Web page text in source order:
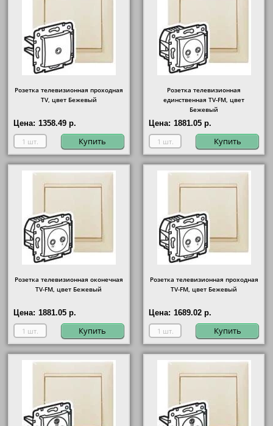
Розетка телевизионная проходная
ТV, цвет Бежевый
Цена: 1358.49 р.
Купить
Розетка телевизионная
единственная ТV-FМ, цвет
Бежевый
Цена: 1881.05 р.
Купить
Розетка телевизионная оконечная
ТV-FМ, цвет Бежевый
Цена: 1881.05 р.
Купить
Розетка телевизионная проходная
ТV-FМ, цвет Бежевый
Цена: 1689.02 р.
Купить